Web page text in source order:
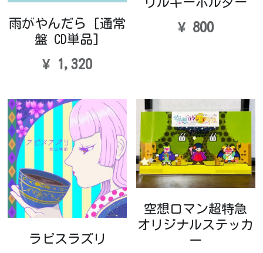
雨がやんだら [通常
盤 CD単品]
¥ 1,320
リルキーホルダー
¥ 800
ラピスラズリ
空想ロマン超特急
オリジナルステッカ
ー